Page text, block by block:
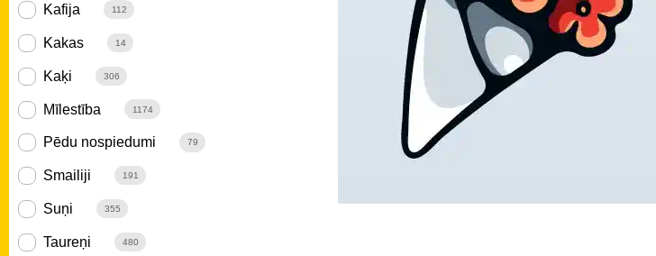
Kafija 112
Kakas 14
Kaķi 306
Mīlestība 1174
Pēdu nospiedumi 79
Smailiji 191
Suņi 355
Taureņi 480